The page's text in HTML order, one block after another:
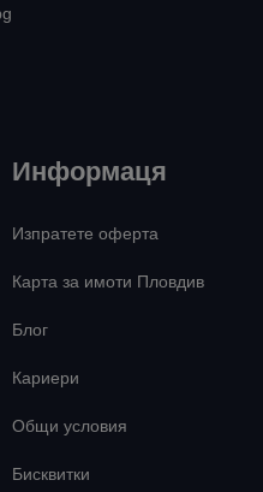
Информаця
Изпратете оферта
Карта за имоти Пловдив
Блог
Кариери
Общи условия
Бисквитки